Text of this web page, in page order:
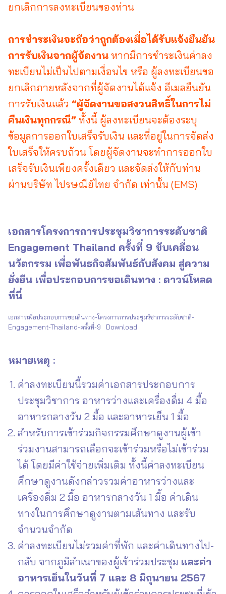
ยกเลิกการลงทะเบียนของท่าน
การชำระเงินจะถือว่าถูกต้องเมื่อได้รับแจ้งยืนยัน
การรับเงินจากผู้จัดงาน หากมีการชำระเงินค่าลง
ทะเบียนไม่เป็นไปตามเงื่อนไข หรือ ผู้ลงทะเบียนขอ
ยกเลิกภายหลังจากที่ผู้จัดงานได้แจ้ง อีเมลยืนยัน
การรับเงินแล้ว “ผู้จัดงานขอสงวนสิทธิ์ในการไม่
คืนเงินทุกกรณี” ทั้งนี้ ผู้ลงทะเบียนจะต้องระบุ
ข้อมูลการออกใบเสร็จรับเงิน และที่อยู่ในการจัดส่ง
ใบเสร็จให้ครบถ้วน โดยผู้จัดงานจะทำการออกใบ
เสร็จรับเงินเพียงครั้งเดียว และจัดส่งให้กับท่าน
ผ่านบริษัท ไปรษณีย์ไทย จำกัด เท่านั้น (EMS)
เอกสารโครงการการประชุมวิชาการระดับชาติ
Engagement Thailand ครั้งที่ 9 ขับเคลื่อน
นวัตกรรม เพื่อพันธกิจสัมพันธ์กับสังคม สู่ความ
ยั่งยืน เพื่อประกอบการขอเดินทาง : ดาวน์โหลด
ที่นี่
เอกสารเพื่อประกอบการขอเดินทาง-โครงการการประชุมวิชาการระดับชาติ-
Engagement-Thailand-ครั้งที่-9
Download
หมายเหตุ :
ค่าลงทะเบียนนี้รวมค่าเอกสารประกอบการ
ประชุมวิชาการ อาหารว่างและเครื่องดื่ม 4 มื้อ
อาหารกลางวัน 2 มื้อ และอาหารเย็น 1 มื้อ
สำหรับการเข้าร่วมกิจกรรมศึกษาดูงานผู้เข้า
ร่วมงานสามารถเลือกจะเข้าร่วมหรือไม่เข้าร่วม
ได้ โดยมีค่าใช้จ่ายเพิ่มเติม ทั้งนี้ค่าลงทะเบียน
ศึกษาดูงานดังกล่าวรวมค่าอาหารว่างและ
เครื่องดื่ม 2 มื้อ อาหารกลางวัน 1 มื้อ ค่าเดิน
ทางในการศึกษาดูงานตามเส้นทาง และรับ
จำนวนจำกัด
ค่าลงทะเบียนไม่รวมค่าที่พัก และค่าเดินทางไป-
กลับ จากภูมิลำเนาของผู้เข้าร่วมประชุม และค่า
อาหารเย็นในวันที่ 7 และ 8 มิถุนายน 2567